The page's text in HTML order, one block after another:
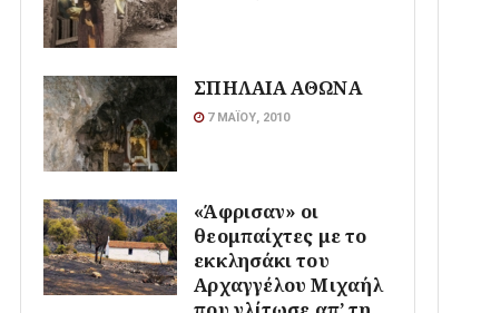
ΣΠΗΛΑΙΑ ΑΘΩΝΑ
7 ΜΑΪ́ΟΥ, 2010
«Άφρισαν» οι
θεομπαίχτες με το
εκκλησάκι του
Αρχαγγέλου Μιχαήλ